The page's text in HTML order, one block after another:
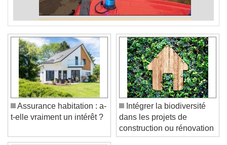
Assurance habitation : a-
Intégrer la biodiversité
dans les projets de
construction ou rénovation